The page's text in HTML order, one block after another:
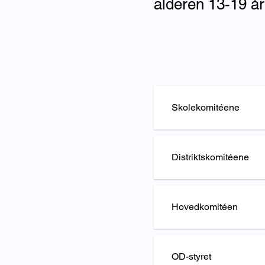
alderen 13-19
Skolekomitéene
Distriktskomitéene
Hovedkomitéen
OD-styret